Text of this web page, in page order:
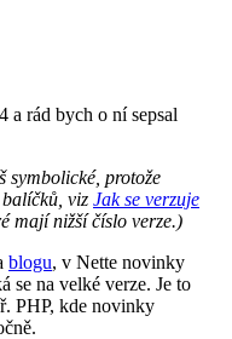
a rád bych o ní sepsal
symbolické, protože
viz Jak se verzuje
mají nižší číslo verze.)
blogu, v Nette novinky
se na velké verze. Je to
PHP, kde novinky